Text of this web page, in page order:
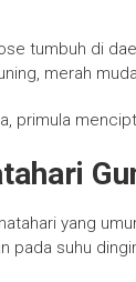
tumbuh di
merah
primula
yang
pada suhu